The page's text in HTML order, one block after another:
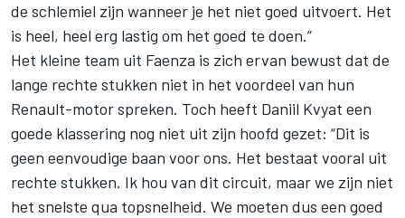
de schlemiel zijn wanneer je het niet goed uitvoert. Het
is heel, heel erg lastig om het goed te doen.”
Het kleine team uit Faenza is zich ervan bewust dat de
lange rechte stukken niet in het voordeel van hun
Renault-motor spreken. Toch heeft Daniil Kvyat een
goede klassering nog niet uit zijn hoofd gezet: “Dit is
geen eenvoudige baan voor ons. Het bestaat vooral uit
rechte stukken. Ik hou van dit circuit, maar we zijn niet
het snelste qua topsnelheid. We moeten dus een goed